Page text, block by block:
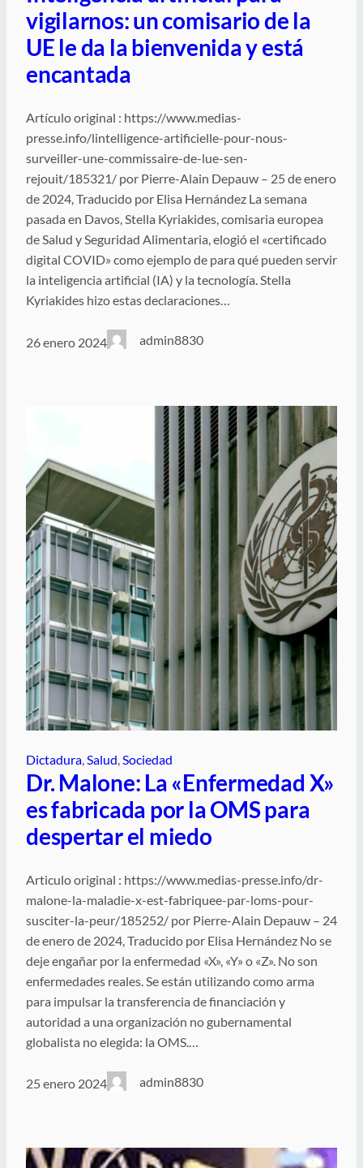
vigilarnos: un comisario de la
UE le da la bienvenida y está
encantada
Artículo original : https://www.medias-
presse.info/lintelligence-artificielle-pour-nous-
surveiller-une-commissaire-de-lue-sen-
rejouit/185321/ por Pierre-Alain Depauw – 25 de enero
de 2024, Traducido por Elisa Hernández La semana
pasada en Davos, Stella Kyriakides, comisaria europea
de Salud y Seguridad Alimentaria, elogió el «certificado
digital COVID» como ejemplo de para qué pueden servir
la inteligencia artificial (IA) y la tecnología. Stella
Kyriakides hizo estas declaraciones…
26 enero 2024 admin8830
Dictadura Salud Sociedad
Dr. Malone: La «Enfermedad X»
es fabricada por la OMS para
despertar el miedo
Articulo original : https://www.medias-presse.info/dr-
malone-la-maladie-x-est-fabriquee-par-loms-pour-
susciter-la-peur/185252/ por Pierre-Alain Depauw – 24
de enero de 2024, Traducido por Elisa Hernández No se
deje engañar por la enfermedad «X», «Y» o «Z». No son
enfermedades reales. Se están utilizando como arma
para impulsar la transferencia de financiación y
autoridad a una organización no gubernamental
globalista no elegida: la OMS.…
25 enero 2024 admin8830